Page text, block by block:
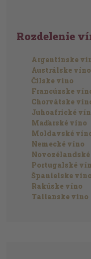
Rozdelenie
Argentínske
Austrálske víno
Čílske víno
Francúzske
Chorvátske
Juhoafrické
Maďarské víno
Moldavské
Nemecké víno
Portugalské
Španielske víno
Rakúske víno
Talianske víno